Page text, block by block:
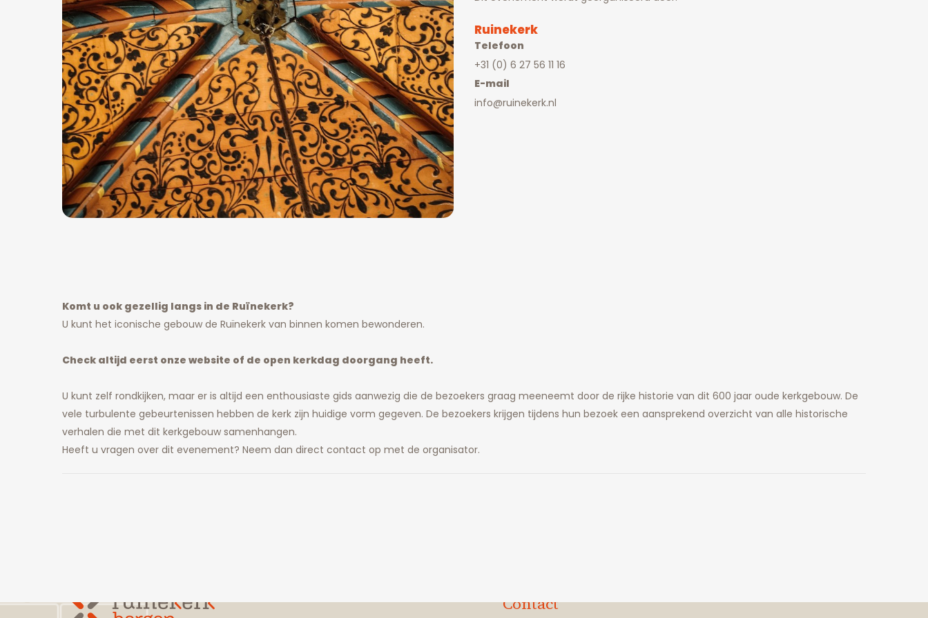
Ruinekerk
Telefoon
+31 (0) 6 27 56 11 16
E-mail
info@ruinekerk.nl
Komt u ook gezellig langs in de Ruïnekerk?
U kunt het iconische gebouw de Ruïnekerk van binnen komen bewonderen.
Check altijd eerst onze website of de open kerkdag doorgang heeft.
U kunt zelf rondkijken, maar er is altijd een enthousiaste gids aanwezig die de bezoekers graag meeneemt door de rijke historie van dit 600 jaar oude kerkgebouw. De
vele turbulente gebeurtenissen hebben de kerk zijn huidige vorm gegeven. De bezoekers krijgen tijdens hun bezoek een aansprekend overzicht van alle historische
verhalen die met dit kerkgebouw samenhangen.
Heeft u vragen over dit evenement? Neem dan direct contact op met de organisator.
Contact